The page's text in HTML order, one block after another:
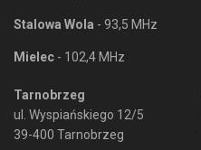
Stalowa Wola - 93,5 MHz
Mielec - 102,4 MHz
Tarnobrzeg
ul. Wyspiańskiego 12/5
39-400 Tarnobrzeg